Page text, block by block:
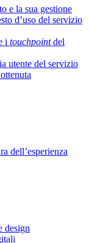
e la sua gestione
d’uso del servizio
i touchpointdel
utente del servizio
dell’esperienza
design